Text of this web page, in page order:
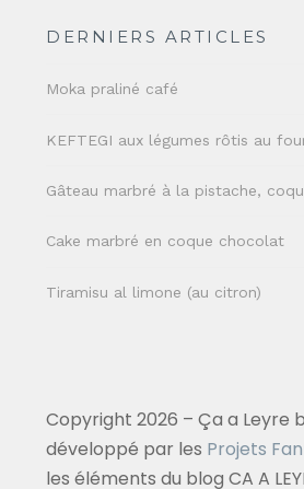
DERNIERS ARTICLES
Moka praliné café
KEFTEGI aux légumes rôtis au
Gâteau marbré à la pistache,
Cake marbré en coque chocolat
Tiramisu al limone (au citron)
Copyright 2026 – Ça a Leyre
développé par les Projets
les éléments du blog CA A